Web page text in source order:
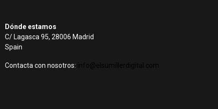
Dónde estamos
C/ Lagasca 95, 28006 Madrid
Spain
Contacta con nosotros: info@elsumillerdigital.com